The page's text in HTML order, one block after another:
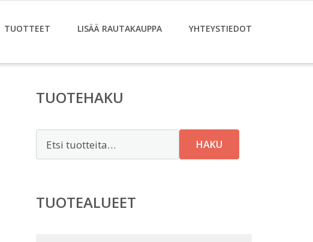
TUOTTEET LISÄÄ RAUTAKAUPPA YHTEYSTIEDOT
TUOTEHAKU
HAKU
TUOTEALUEET